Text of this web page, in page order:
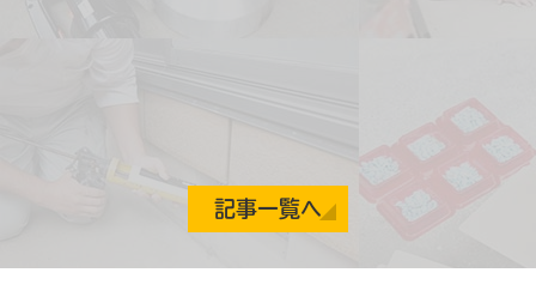
記事一覧へ